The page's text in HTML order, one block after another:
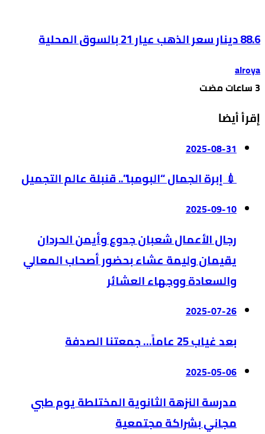
88.6 دينار سعر الذهب عيار 21 بالسوق المحلية
alroya
إقرأ أيضا
2025-08-31
💉 إبرة الجمال “البومبا”.. قنبلة عالم التجميل
2025-09-10
رجال الأعمال شعبان جدوع وأيمن الحردان
يقيمان وليمة عشاء بحضور أصحاب المعالي
والسعادة ووجهاء العشائر
2025-07-26
بعد غياب 25 عاماً… جمعتنا الصدفة
2025-05-06
مدرسة النزهة الثانوية المختلطة يوم طبي
مجاني بشراكة مجتمعية